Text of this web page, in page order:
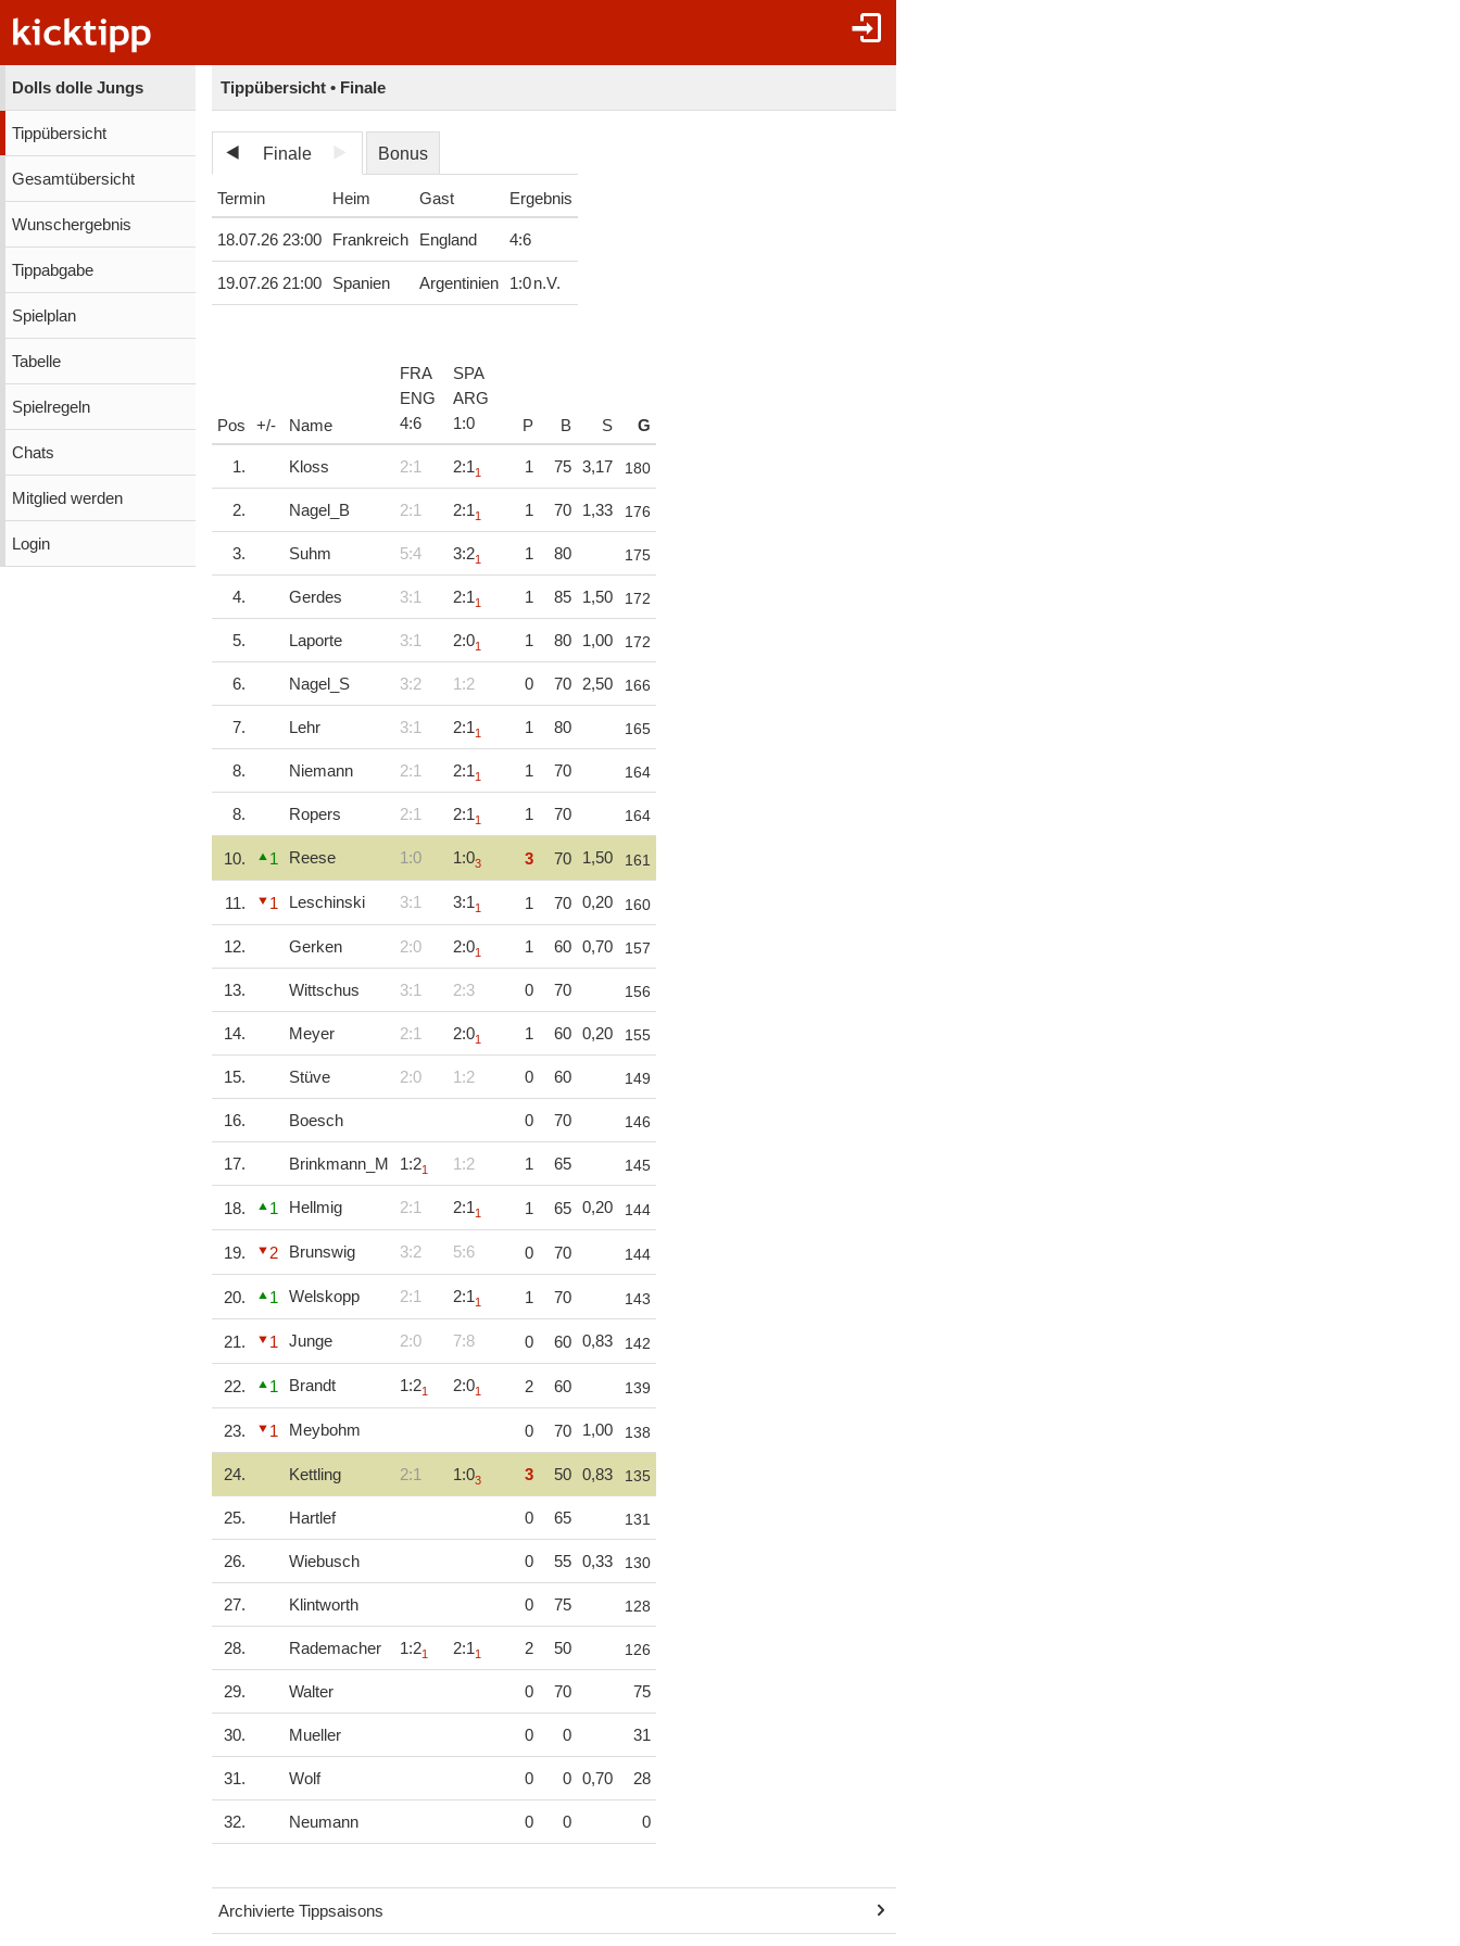
Dolls dolle Jungs
Tippübersicht
Gesamtübersicht
Wunschergebnis
Tippabgabe
Spielplan
Tabelle
Spielregeln
Chats
Mitglied werden
Login
Tippübersicht • Finale
Finale Bonus
Termin Heim Gast Ergebnis
18.07.26 23:00 Frankreich England 4:6
19.07.26 21:00 Spanien Argentinien 1:0 n.V.
Pos +/- Name
FRA
ENG
4:6
SPA
ARG
1:0 P B S G
1. Kloss 2:1 2:11 1 75 3,17 180
2. Nagel_B 2:1 2:11 1 70 1,33 176
3. Suhm 5:4 3:21 1 80 175
4. Gerdes 3:1 2:11 1 85 1,50 172
5. Laporte 3:1 2:01 1 80 1,00 172
6. Nagel_S 3:2 1:2 0 70 2,50 166
7. Lehr 3:1 2:11 1 80 165
8. Niemann 2:1 2:11 1 70 164
8. Ropers 2:1 2:11 1 70 164
10. 1 Reese 1:0 1:03 3 70 1,50 161
11. 1 Leschinski 3:1 3:11 1 70 0,20 160
12. Gerken 2:0 2:01 1 60 0,70 157
13. Wittschus 3:1 2:3 0 70 156
14. Meyer 2:1 2:01 1 60 0,20 155
15. Stüve 2:0 1:2 0 60 149
16. Boesch 0 70 146
17. Brinkmann_M 1:21 1:2 1 65 145
18. 1 Hellmig 2:1 2:11 1 65 0,20 144
19. 2 Brunswig 3:2 5:6 0 70 144
20. 1 Welskopp 2:1 2:11 1 70 143
21. 1 Junge 2:0 7:8 0 60 0,83 142
22. 1 Brandt 1:21 2:01 2 60 139
23. 1 Meybohm 0 70 1,00 138
24. Kettling 2:1 1:03 3 50 0,83 135
25. Hartlef 0 65 131
26. Wiebusch 0 55 0,33 130
27. Klintworth 0 75 128
28. Rademacher 1:21 2:11 2 50 126
29. Walter 0 70 75
30. Mueller 0 0 31
31. Wolf 0 0 0,70 28
32. Neumann 0 0 0
Archivierte Tippsaisons